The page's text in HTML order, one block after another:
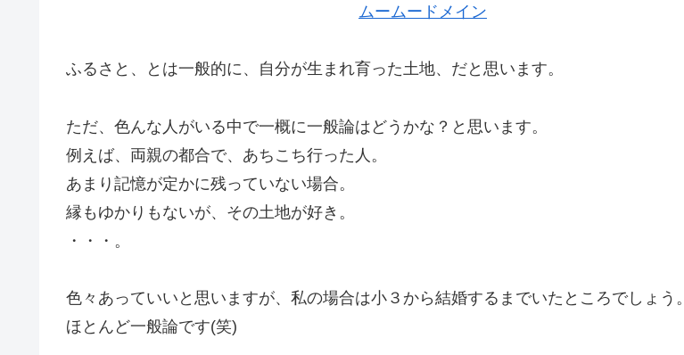
ムームードメイン
ふるさと、とは一般的に、自分が生まれ育った土地、だと思います。
ただ、色んな人がいる中で一概に一般論はどうかな？と思います。
例えば、両親の都合で、あちこち行った人。
あまり記憶が定かに残っていない場合。
縁もゆかりもないが、その土地が好き。
・・・。
色々あっていいと思いますが、私の場合は小３から結婚するまでいたところでしょう。
ほとんど一般論です(笑)